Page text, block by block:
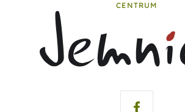
CENTRUM